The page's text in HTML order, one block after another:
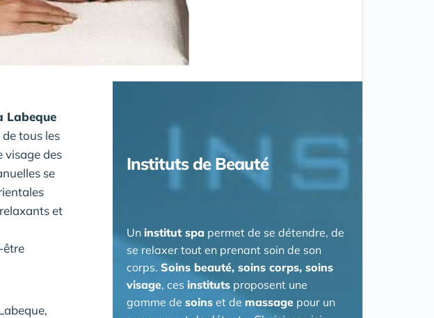
Labeque
tous les
visage des
se
et
être
Instituts de Beauté
Un institut spapermet de se détendre, de
se relaxer tout en prenant soin de son
corps. Soins beauté, soins corps, soins
visage, ces institutsproposent une
gamme de soinset de massagepour un